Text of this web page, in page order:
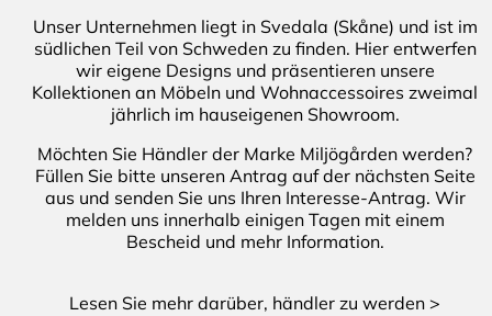
Unser Unternehmen liegt in Svedala (Skåne) und ist im
südlichen Teil von Schweden zu finden. Hier entwerfen
wir eigene Designs und präsentieren unsere
Kollektionen an Möbeln und Wohnaccessoires zweimal
jährlich im hauseigenen Showroom.
Möchten Sie Händler der Marke Miljögården werden?
Füllen Sie bitte unseren Antrag auf der nächsten Seite
aus und senden Sie uns Ihren Interesse-Antrag. Wir
melden uns innerhalb einigen Tagen mit einem
Bescheid und mehr Information.
Lesen Sie mehr darüber, händler zu werden >